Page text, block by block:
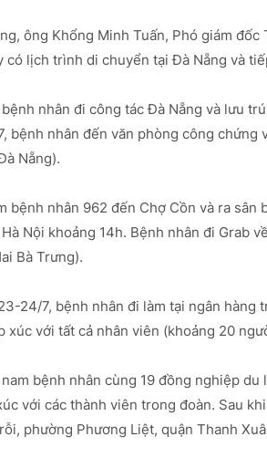
ông Khổng Minh Tuấn, Phó giám
có lịch trình di chuyển tại Đà Nẵng và
nhân đi công tác Đà Nẵng và lưu
bệnh nhân đến văn phòng công
Nẵng).
bệnh nhân 962 đến Chợ Cồn và ra
Nội khoảng 14h. Bệnh nhân đi Grab
Bà Trưng).
24/7, bệnh nhân đi làm tại ngân hàng
xúc với tất cả nhân viên (khoảng 20
bệnh nhân cùng 19 đồng nghiệp
với các thành viên trong đoàn. Sau
phường Phương Liệt, quận Thanh